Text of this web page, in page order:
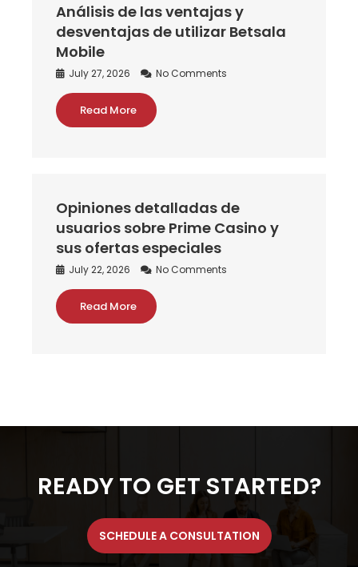
Análisis de las ventajas y
desventajas de utilizar Betsala
Mobile
July 27, 2026 No Comments
Read More
Opiniones detalladas de
usuarios sobre Prime Casino y
sus ofertas especiales
July 22, 2026 No Comments
Read More
READY TO GET STARTED?
SCHEDULE A CONSULTATION